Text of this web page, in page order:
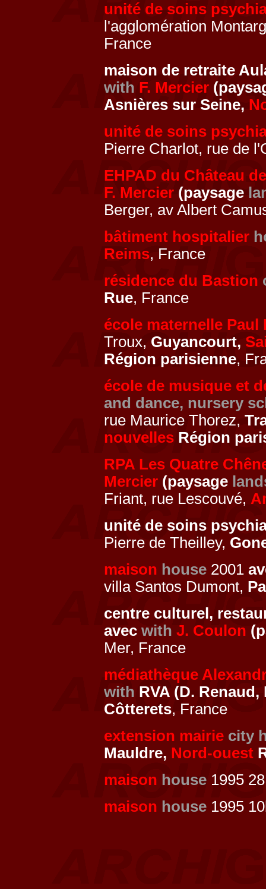
unité de soins
l'agglomération
France
maison de retraite
with F. Mercier
Asnières sur Seine,
unité de soins
Pierre Charlot, rue de
EHPAD du Château
F. Mercier (paysage
Berger, av Albert
bâtiment hospitalier
Reims, France
résidence du Bastion
Rue, France
école maternelle Paul
Troux, Guyancourt,
Région parisienne,
école de musique et
and dance, nursery
rue Maurice Thorez,
nouvelles Région
RPA Les Quatre
Mercier (paysage
Friant, rue Lescouvé,
unité de soins
Pierre de Theilley,
maison house 2001
villa Santos Dumont,
centre culturel,
avec with J. Coulon
Mer, France
médiathèque
with RVA (D. Renaud,
Côtterets, France
extension mairie city
Mauldre, Nord-ouest
maison house 1995
maison house 1995